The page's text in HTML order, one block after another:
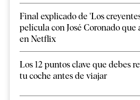
Final explicado de 'Los
película con José Coronado que
en Netflix
Los 12 puntos clave que debes
tu coche antes de viajar